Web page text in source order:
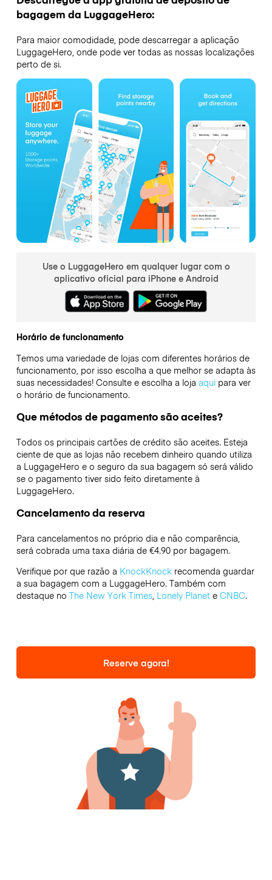
bagagem da LuggageHero:
Para maior comodidade, pode descarregar a aplicação
LuggageHero, onde pode ver todas as nossas localizações
perto de si.
Use o LuggageHero em qualquer lugar com o
aplicativo oficial para iPhone e Android
Horário de funcionamento
Temos uma variedade de lojas com diferentes horários de
funcionamento, por isso escolha a que melhor se adapta às
suas necessidades! Consulte e escolha a loja aquipara ver
o horário de funcionamento.
Que métodos de pagamento são aceites?
Todos os principais cartões de crédito são aceites. Esteja
ciente de que as lojas não recebem dinheiro quando utiliza
a LuggageHero e o seguro da sua bagagem só será válido
se o pagamento tiver sido feito diretamente à
LuggageHero.
Cancelamento da reserva
Para cancelamentos no próprio dia e não comparência,
será cobrada uma taxa diária de €4.90 por bagagem.
Verifique por que razão a KnockKnockrecomenda guardar
a sua bagagem com a LuggageHero. Também com
destaque no The New York Times, Lonely Planete CNBC.
Reserve agora!